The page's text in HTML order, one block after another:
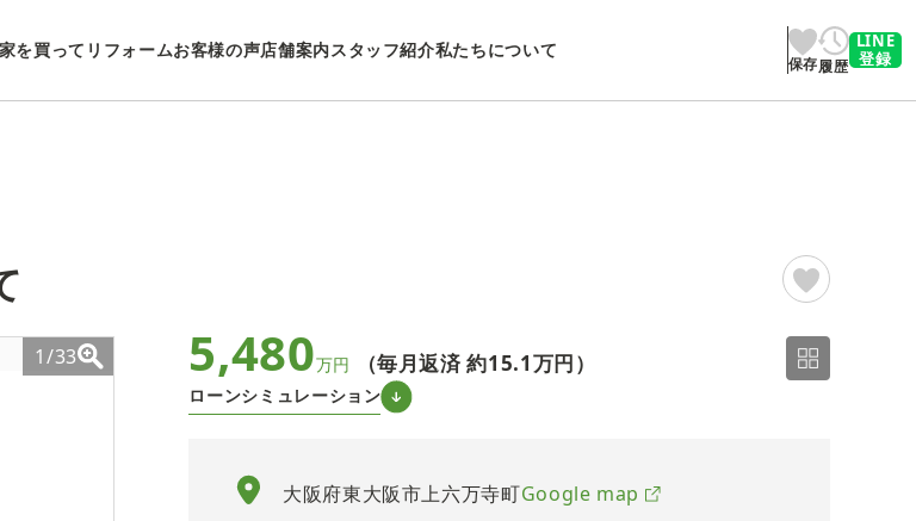
家を買ってリフォームお客様の声店舗案内スタッフ紹介私たちについて
保存履歴
LINE
登録
1/33 2/33
5,480万円 （毎月返済 約15.1万円）
ローンシミュレーション
大阪府東大阪市上六万寺町Google map